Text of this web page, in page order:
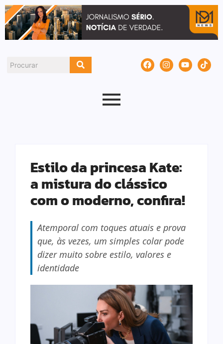
Estilo da princesa Kate:
a mistura do clássico
com o moderno, confira!
Atemporal com toques atuais e prova
que, às vezes, um simples colar pode
dizer muito sobre estilo, valores e
identidade